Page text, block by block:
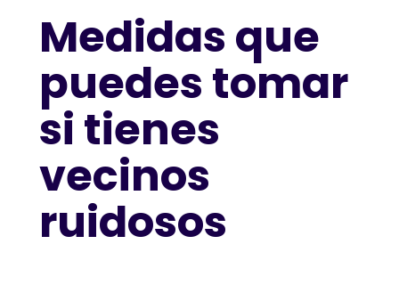
Medidas que
puedes tomar
si tienes
vecinos
ruidosos